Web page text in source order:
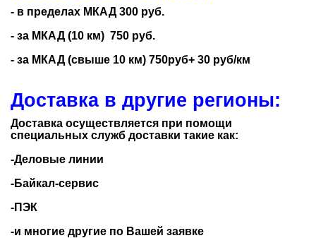
- в пределах МКАД 300 руб.
- за МКАД (10 км) 750 руб.
- за МКАД (свыше 10 км) 750руб+ 30 руб/км
Доставка в другие регионы:
Доставка осуществляется при помощи
специальных служб доставки такие как:
-Деловые линии
-Байкал-сервис
-ПЭК
-и многие другие по Вашей заявке